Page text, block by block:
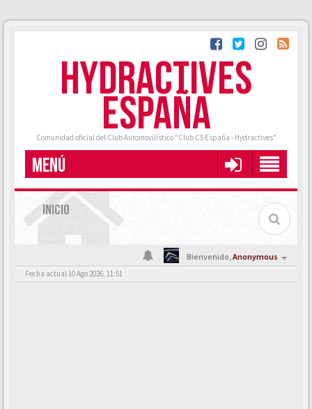
HYDRACTIVES
ESPAÑA
Comunidad oficial del Club Automovilístico "Club C5 España - Hydractives"
MENÚ
INICIO
Bienvenido,Anonymous
Fecha actual 10 Ago 2026, 11:51